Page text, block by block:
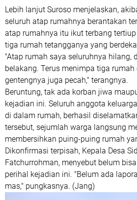
Lebih lanjut Suroso menjelaskan,
seluruh atap rumahnya berantakan
atap rumahnya itu ikut terbang
tiga rumah tetangganya yang
"Atap rumah saya seluruhnya hilang,
belakang. Terus menimpa tiga
gentengnya juga pecah," terangnya.
Beruntung, tak ada korban jiwa
kejadian ini. Seluruh anggota
di dalam rumah, berhasil
tersebut, sejumlah warga langsung
membersihkan puing-puing rumah
Dikonfirmasi terpisah, Kepala Desa
Fatchurrohman, menyebut belum
perihal kejadian ini. "Belum ada
mas," pungkasnya. (Jang)